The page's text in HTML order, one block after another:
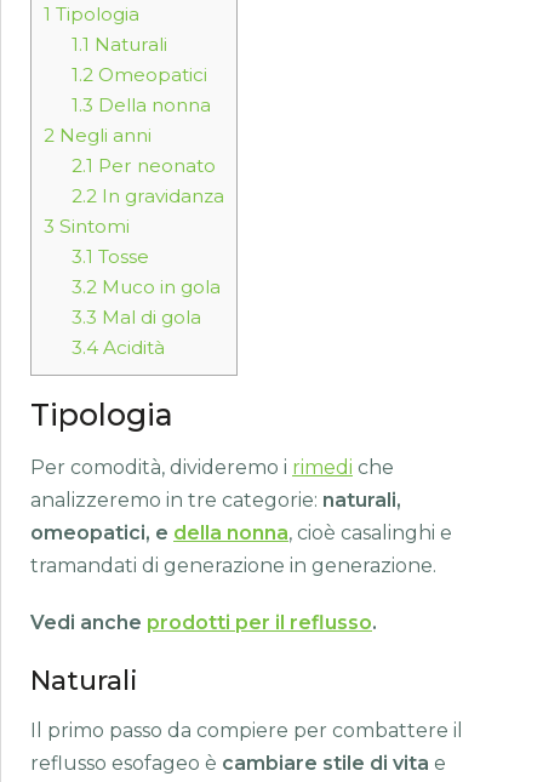
1 Tipologia
1.1 Naturali
1.2Omeopatici
1.3 Della nonna
2 Negli anni
2.1 Per neonato
2.2In gravidanza
3 Sintomi
3.1 Tosse
3.2Muco in gola
3.3 Mal di gola
3.4Acidità
Tipologia
Per comodità, divideremo i rimedi che
analizzeremo in tre categorie: naturali,
omeopatici, e della nonna, cioè casalinghi e
tramandati di generazione in generazione.
Vedi anche prodotti per il reflusso.
Naturali
Il primo passo da compiere per combattere il
reflusso esofageo è cambiare stile di vita e